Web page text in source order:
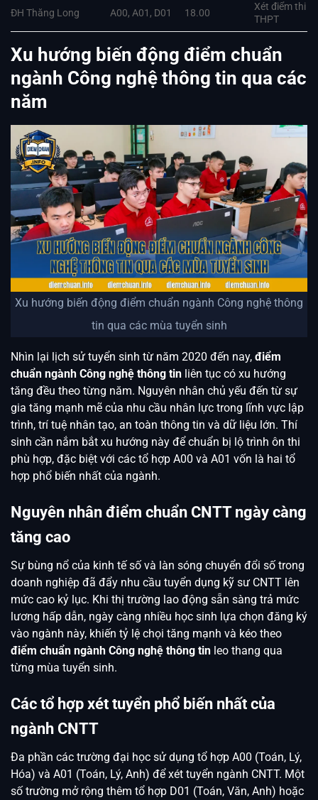
ĐH Thăng Long A00, A01, D01 18.00
Xét điểm thi
THPT
Xu hướng biến động điểm chuẩn
ngành Công nghệ thông tin qua các
năm
Xu hướng biến động điểm chuẩn ngành Công nghệ thông
tin qua các mùa tuyển sinh
Nhìn lại lịch sử tuyển sinh từ năm 2020 đến nay, điểm
chuẩn ngành Công nghệ thông tin liên tục có xu hướng
tăng đều theo từng năm. Nguyên nhân chủ yếu đến từ sự
gia tăng mạnh mẽ của nhu cầu nhân lực trong lĩnh vực lập
trình, trí tuệ nhân tạo, an toàn thông tin và dữ liệu lớn. Thí
sinh cần nắm bắt xu hướng này để chuẩn bị lộ trình ôn thi
phù hợp, đặc biệt với các tổ hợp A00 và A01 vốn là hai tổ
hợp phổ biến nhất của ngành.
Nguyên nhân điểm chuẩn CNTT ngày càng
tăng cao
Sự bùng nổ của kinh tế số và làn sóng chuyển đổi số trong
doanh nghiệp đã đẩy nhu cầu tuyển dụng kỹ sư CNTT lên
mức cao kỷ lục. Khi thị trường lao động sẵn sàng trả mức
lương hấp dẫn, ngày càng nhiều học sinh lựa chọn đăng ký
vào ngành này, khiến tỷ lệ chọi tăng mạnh và kéo theo
điểm chuẩn ngành Công nghệ thông tin leo thang qua
từng mùa tuyển sinh.
Các tổ hợp xét tuyển phổ biến nhất của
ngành CNTT
Đa phần các trường đại học sử dụng tổ hợp A00 (Toán, Lý,
Hóa) và A01 (Toán, Lý, Anh) để xét tuyển ngành CNTT. Một
số trường mở rộng thêm tổ hợp D01 (Toán, Văn, Anh) hoặc